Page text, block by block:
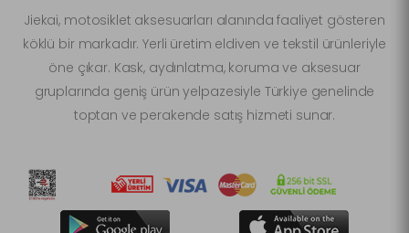
Jiekai, motosiklet aksesuarları alanında faaliyet gösteren
köklü bir markadır. Yerli üretim eldiven ve tekstil ürünleriyle
öne çıkar. Kask, aydınlatma, koruma ve aksesuar
gruplarında geniş ürün yelpazesiyle Türkiye genelinde
toptan ve perakende satış hizmeti sunar.